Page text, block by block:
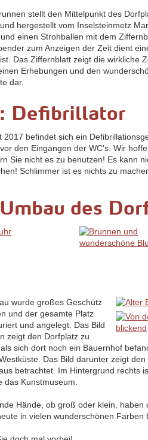
stellt den Mittelpunkt des
hergestellt vom Inselsteinmetz
einen Strohballen mit dem
zum Anzeigen der Zeit dient
Das Ziffernblatt zeigt die wirkliche
Erhebungen und den
dar.
Defibrillator
2017 befindet sich ein
den Eingängen der WC's. Wir
Sie nicht es zu benutzen! Es kann
Schlimmer ist es nichts zu
Umbau des
wurde großes Geschütz
und der gesamte Platz
und angelegt. Das Bild
zeigt den Dorfplatz zu
sich dort noch ein Bauernhof
Das Bild darunter zeigt
betrachtet. Im Hintergrund rechts
das Kunstmuseum.
Hände, ob groß oder klein,
in vielen wunderschönen Farben